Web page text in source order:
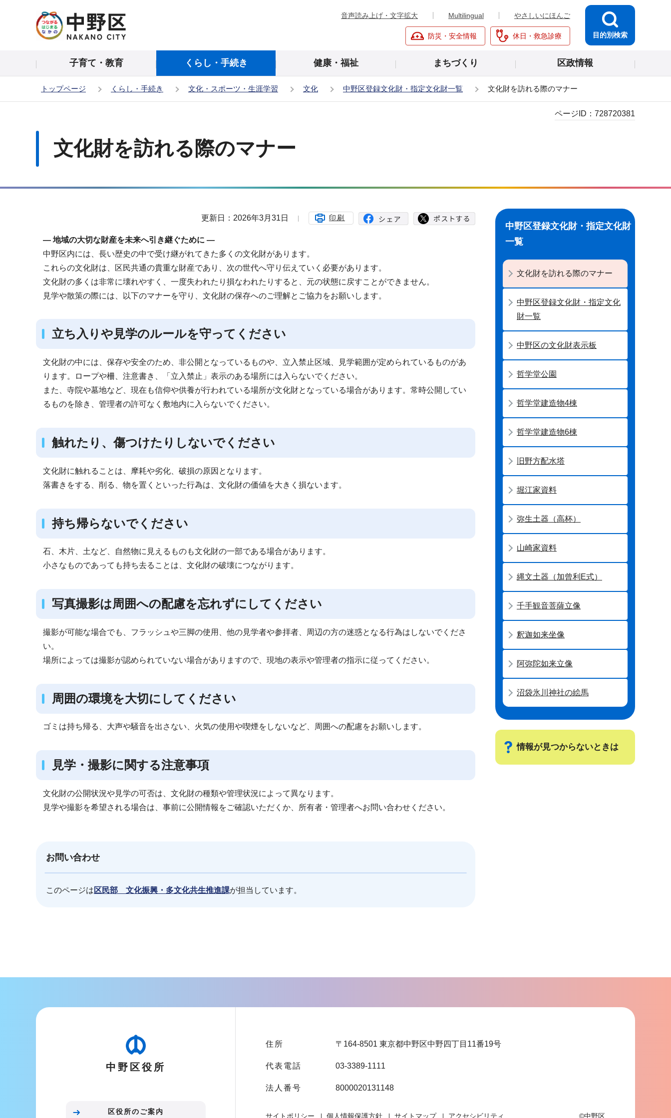
の
頭
音声読み上げ・文字拡大 Multilingual やさしいにほんご
防災・安全情報 休日・救急診療 目的別検索
子育て・教育 くらし・手続き 健康・福祉 まちづくり 区政情報
トップページ くらし・手続き 文化・スポーツ・生涯学習 文化 中野区登録文化財・指定文化財一覧 文化財を訪れる際のマナー
文化財を訪れる際のマナー
ページID： 728720381
更新日：2026年3月31日 印刷
― 地域の大切な財産を未来へ引き継ぐために ―
中野区内には、長い歴史の中で受け継がれてきた多くの文化財があります。
これらの文化財は、区民共通の貴重な財産であり、次の世代へ守り伝えていく必要があります。
文化財の多くは非常に壊れやすく、一度失われたり損なわれたりすると、元の状態に戻すことができません。
見学や散策の際には、以下のマナーを守り、文化財の保存へのご理解とご協力をお願いします。
立ち入りや見学のルールを守ってください
文化財の中には、保存や安全のため、非公開となっているものや、立入禁止区域、見学範囲が定められているものがあ
ります。ロープや柵、注意書き、「立入禁止」表示のある場所には入らないでください。
また、寺院や墓地など、現在も信仰や供養が行われている場所が文化財となっている場合があります。常時公開してい
るものを除き、管理者の許可なく敷地内に入らないでください。
触れたり、傷つけたりしないでください
文化財に触れることは、摩耗や劣化、破損の原因となります。
落書きをする、削る、物を置くといった行為は、文化財の価値を大きく損ないます。
持ち帰らないでください
石、木片、土など、自然物に見えるものも文化財の一部である場合があります。
小さなものであっても持ち去ることは、文化財の破壊につながります。
写真撮影は周囲への配慮を忘れずにしてください
撮影が可能な場合でも、フラッシュや三脚の使用、他の見学者や参拝者、周辺の方の迷惑となる行為はしないでくださ
い。
場所によっては撮影が認められていない場合がありますので、現地の表示や管理者の指示に従ってください。
周囲の環境を大切にしてください
ゴミは持ち帰る、大声や騒音を出さない、火気の使用や喫煙をしないなど、周囲への配慮をお願いします。
見学・撮影に関する注意事項
文化財の公開状況や見学の可否は、文化財の種類や管理状況によって異なります。
見学や撮影を希望される場合は、事前に公開情報をご確認いただくか、所有者・管理者へお問い合わせください。
お問い合わせ
このページは 区民部 文化振興・多文化共生推進課が担当しています。
こ
ナ
ビ
ー
シ
ン
こ
中野区登録文化財・指定文化財
一覧
文化財を訪れる際のマナー
中野区登録文化財・指定文化
財一覧
中野区の文化財表示板
哲学堂公園
哲学堂建造物4棟
哲学堂建造物6棟
旧野方配水塔
堀江家資料
弥生土器（高杯）
山崎家資料
縄文土器（加曾利E式）
千手観音菩薩立像
釈迦如来坐像
阿弥陀如来立像
沼袋氷川神社の絵馬
情報が見つからないときは
中野区役所
区役所のご案内
住所 〒164-8501 東京都中野区中野四丁目11番19号
代表電話 03-3389-1111
法人番号 8000020131148
サイトポリシー 個人情報保護方針 サイトマップ アクセシビリティ ©中野区